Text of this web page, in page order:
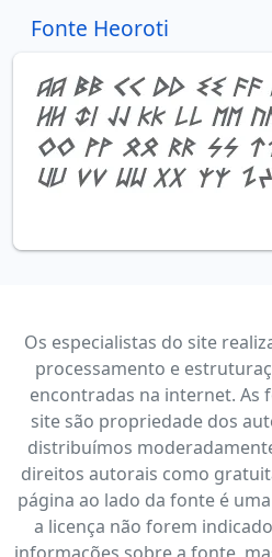
Fonte Heoroti
Os especialistas do site
processamento e
encontradas na internet. As
site são propriedade dos
distribuímos
direitos autorais como
página ao lado da fonte é
a licença não forem